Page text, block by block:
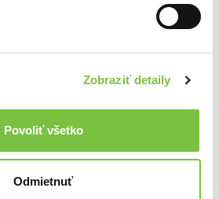
Zobraziť detaily
Povoliť všetko
Odmietnuť
Zobraziť viac
Do košíka
a maséry
Miloslava Elišková
(2009)